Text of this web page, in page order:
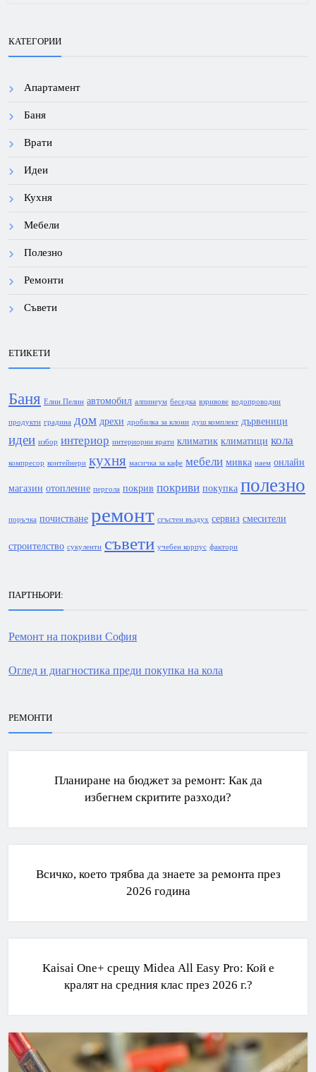
КАТЕГОРИИ
Апартамент
Баня
Врати
Идеи
Кухня
Мебели
Полезно
Ремонти
Съвети
ЕТИКЕТИ
Баня Елин Пелин автомобил алпинеум беседка взривове водопроводни
продукти градина дом дрехи дробилка за клони душ комплект дървеници
идеи избор интериор интериорни врати климатик климатици кола
компресор контейнери кухня масичка за кафе мебели мивка наем онлайн
магазин отопление пергола покрив покриви покупка полезно
поръчка почистване ремонт сгъстен въздух сервиз смесители
строителство сукуленти съвети учебен корпус фактори
ПАРТНЬОРИ:
Ремонт на покриви София
Оглед и диагностика преди покупка на кола
РЕМОНТИ
Планиране на бюджет за ремонт: Как да
избегнем скритите разходи?
Всичко, което трябва да знаете за ремонта през
2026 година
Kaisai One+ срещу Midea All Easy Pro: Кой е
кралят на средния клас през 2026 г.?